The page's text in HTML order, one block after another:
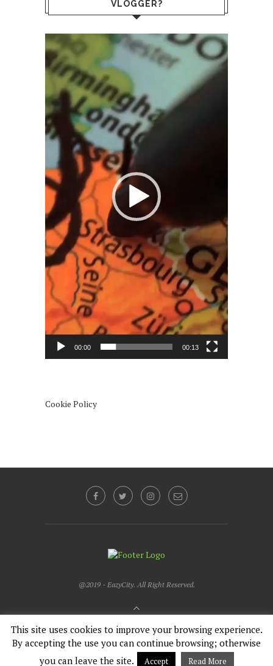
VLOGGER?
Video
Player
00:00 00:13
Cookie Policy
@2019 - EazyCity. All Right Reserved.
This site uses cookies to improve your browsing experience.
By accepting the use you can continue browsing; otherwise
you can leave the site.
Accept Read More
Italiano